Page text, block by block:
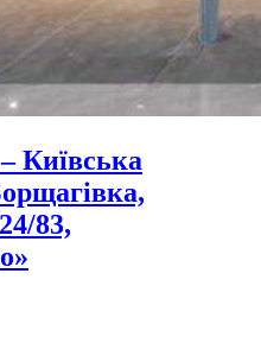
Київська
83,